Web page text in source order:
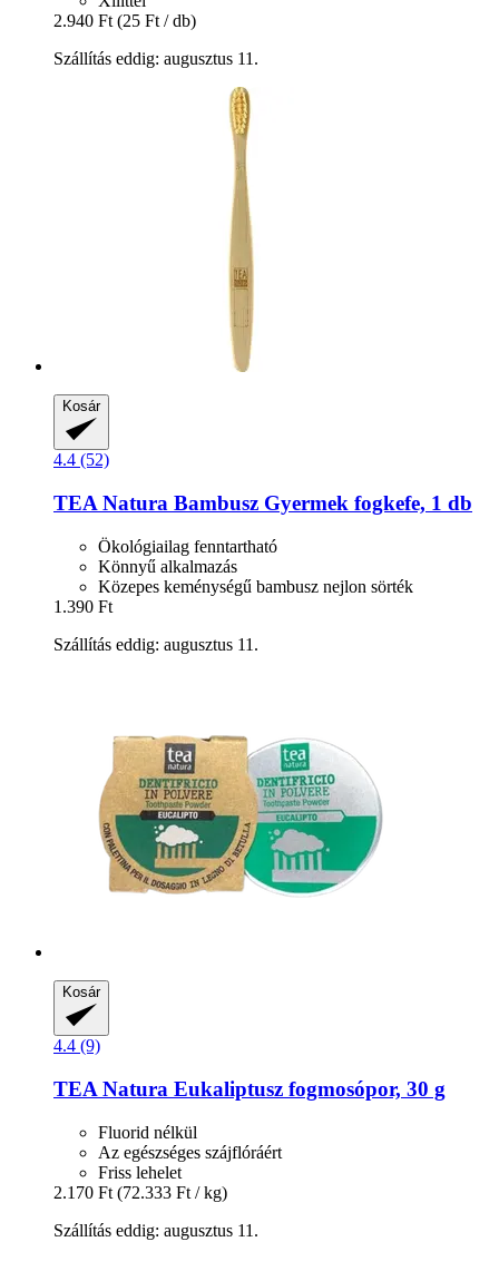
2.940 Ft (25 Ft / db)
Szállítás eddig: augusztus 11.
Kosár
4.4 (52)
TEA Natura Bambusz Gyermek fogkefe, 1 db
Ökológiailag fenntartható
Könnyű alkalmazás
Közepes keménységű bambusz nejlon sörték
1.390 Ft
Szállítás eddig: augusztus 11.
Kosár
4.4 (9)
TEA Natura Eukaliptusz fogmosópor, 30 g
Fluorid nélkül
Az egészséges szájflóráért
Friss lehelet
2.170 Ft (72.333 Ft / kg)
Szállítás eddig: augusztus 11.